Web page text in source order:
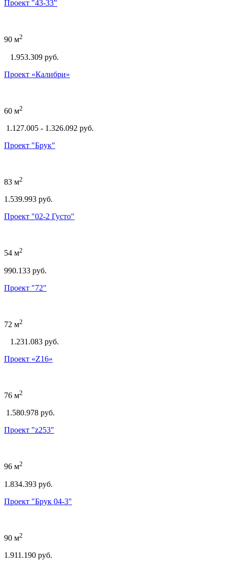
Проект "43-33"
90 м2
1.953.309 руб.
Проект «Калибри»
60 м2
1.127.005 - 1.326.092 руб.
Проект "Брук"
83 м2
1.539.993 руб.
Проект "02-2 Густо"
54 м2
990.133 руб.
Проект "72"
72 м2
1.231.083 руб.
Проект «Z16»
76 м2
1.580.978 руб.
Проект "z253"
96 м2
1.834.393 руб.
Проект "Брук 04-3"
90 м2
1.911.190 руб.